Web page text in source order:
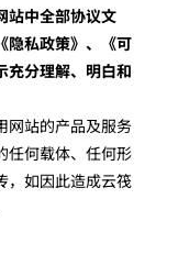
站中全部协议文
隐私政策》、《可
充分理解、明白和
网站的产品及服务
任何载体、任何形
，如因此造成云筏